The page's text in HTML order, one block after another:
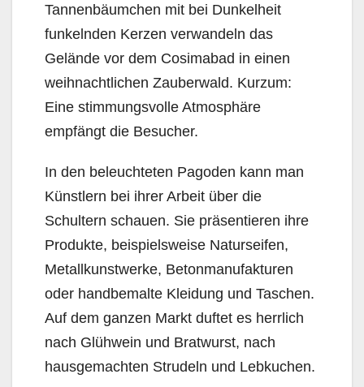
Tannenbäumchen mit bei Dunkelheit
funkelnden Kerzen verwandeln das
Gelände vor dem Cosimabad in einen
weihnacht­lichen Zauberwald. Kurzum:
Eine stimmungsvolle Atmosphäre
empfängt die Besucher.
In den beleuchteten Pagoden kann man
Künstlern bei ihrer Arbeit über die
Schultern schauen. Sie präsentieren ihre
Produkte, beispielsweise Naturseifen,
Metallkunstwerke, Betonmanufakturen
oder handbemalte Kleidung und Taschen.
Auf dem ganzen Markt duftet es herrlich
nach Glühwein und Bratwurst, nach
hausgemachten Strudeln und Lebkuchen.